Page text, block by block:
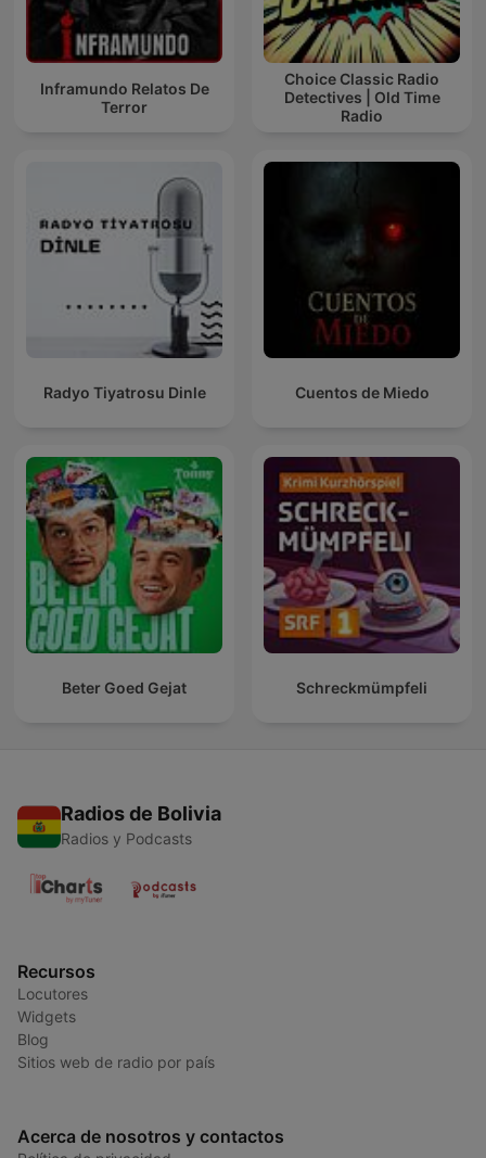
Inframundo Relatos De
Terror
Choice Classic Radio
Detectives | Old Time
Radio
Radyo Tiyatrosu Dinle Cuentos de Miedo
Beter Goed Gejat Schreckmümpfeli
Radios de Bolivia
Radios y Podcasts
Recursos
Locutores
Widgets
Blog
Sitios web de radio por país
Acerca de nosotros y contactos